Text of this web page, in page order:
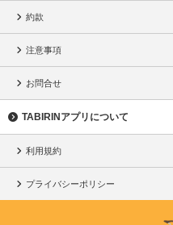
約款
注意事項
お問合せ
TABIRINアプリについて
利用規約
プライバシーポリシー